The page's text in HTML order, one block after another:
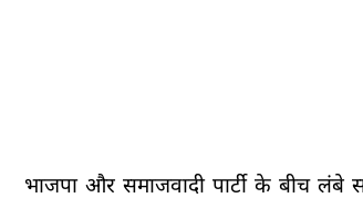
भाजपा और समाजवादी पार्टी के बीच लंबे